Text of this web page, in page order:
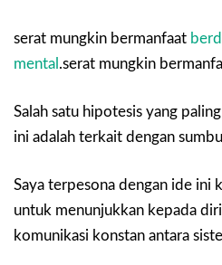
serat mungkin bermanfaat
mental .serat mungkin
Salah satu hipotesis yang
ini adalah terkait dengan
Saya terpesona dengan ide ini
untuk menunjukkan kepada
komunikasi konstan antara